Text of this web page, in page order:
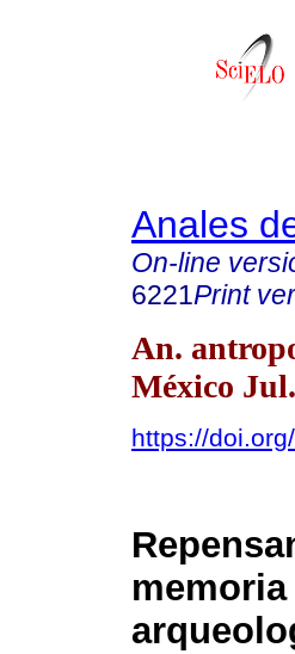
Anales
On-line
6221Print
An.
México
https://